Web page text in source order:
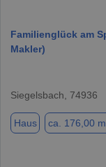
Familienglück am
Makler)
Siegelsbach, 74936
Haus ca. 176,00